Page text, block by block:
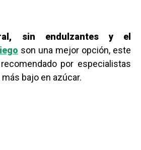
sin endulzantes y el
son una mejor opción, este
por especialistas
bajo en azúcar.